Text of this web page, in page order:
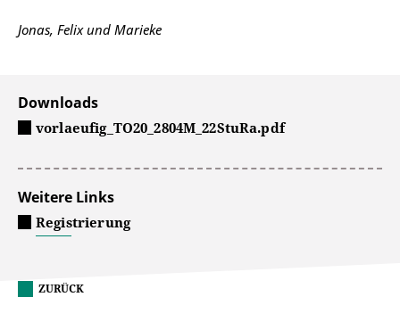
Jonas, Felix und Marieke
Downloads
vorlaeufig_TO20_2804M_22StuRa.pdf
Weitere Links
Registrierung
ZURÜCK